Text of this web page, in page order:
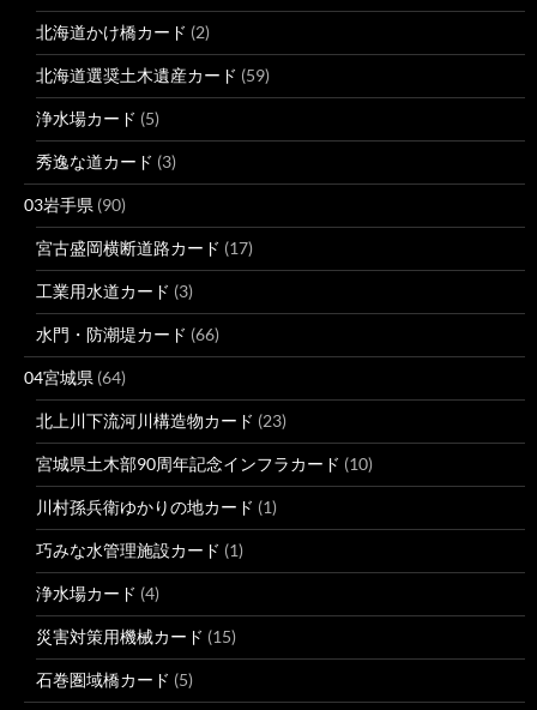
北海道かけ橋カード (2)
北海道選奨土木遺産カード (59)
浄水場カード (5)
秀逸な道カード (3)
03岩手県 (90)
宮古盛岡横断道路カード (17)
工業用水道カード (3)
水門・防潮堤カード (66)
04宮城県 (64)
北上川下流河川構造物カード (23)
宮城県土木部90周年記念インフラカード (10)
川村孫兵衛ゆかりの地カード (1)
巧みな水管理施設カード (1)
浄水場カード (4)
災害対策用機械カード (15)
石巻圏域橋カード (5)